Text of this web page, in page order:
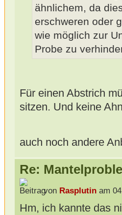
ähnlichem, da
erschweren oder
wie möglich zur
Probe zu
Für einen Abstrich
sitzen. Und keine
auch noch andere
Re:
von Rasplutinam
Hm, ich kannte das